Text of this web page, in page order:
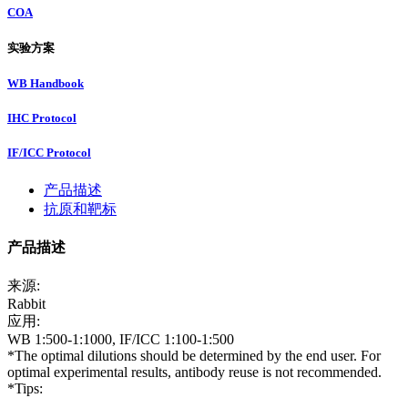
COA
实验方案
WB Handbook
IHC Protocol
IF/ICC Protocol
产品描述
抗原和靶标
产品描述
来源:
Rabbit
应用:
WB 1:500-1:1000, IF/ICC 1:100-1:500
*The optimal dilutions should be determined by the end user. For
optimal experimental results, antibody reuse is not recommended.
*Tips: